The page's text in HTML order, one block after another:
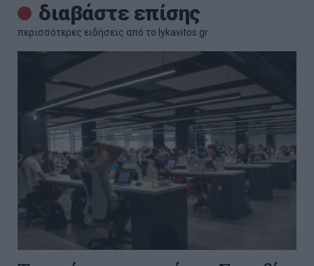
διαβάστε επίσης
περισσότερες ειδήσεις από το lykavitos.gr